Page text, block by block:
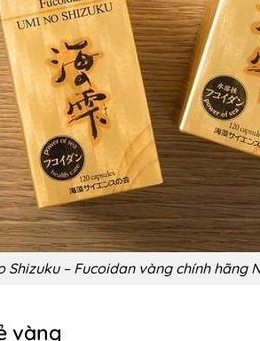
Shizuku – Fucoidan vàng chính hãng
vàng